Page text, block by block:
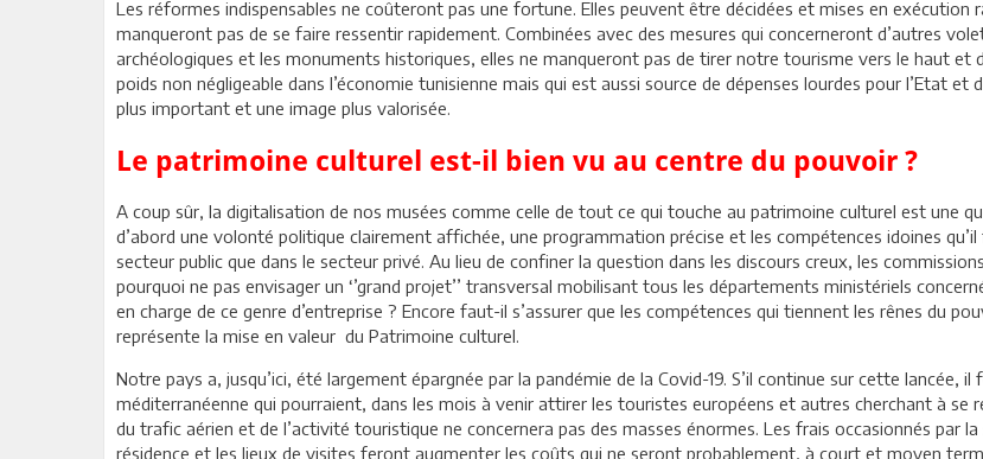
Les réformes indispensables ne coûteront pas une fortune. Elles peuvent être décidées et mises en
manqueront pas de se faire ressentir rapidement. Combinées avec des mesures qui concerneront d’autres
archéologiques et les monuments historiques, elles ne manqueront pas de tirer notre tourisme vers le haut et
poids non négligeable dans l’économie tunisienne mais qui est aussi source de dépenses lourdes pour l’Etat
plus important et une image plus valorisée.
Le patrimoine culturel est-il bien vu au centre du pouvoir ?
A coup sûr, la digitalisation de nos musées comme celle de tout ce qui touche au patrimoine culturel est une
d’abord une volonté politique clairement affichée, une programmation précise et les compétences idoines
secteur public que dans le secteur privé. Au lieu de confiner la question dans les discours creux, les
pourquoi ne pas envisager un ‘’grand projet’’ transversal mobilisant tous les départements ministériels
en charge de ce genre d’entreprise ? Encore faut-il s’assurer que les compétences qui tiennent les rênes du
représente la mise en valeur du Patrimoine culturel.
Notre pays a, jusqu’ici, été largement épargnée par la pandémie de la Covid-19. S’il continue sur cette lancée,
méditerranéenne qui pourraient, dans les mois à venir attirer les touristes européens et autres cherchant à se
du trafic aérien et de l’activité touristique ne concernera pas des masses énormes. Les frais occasionnés par
résidence et les lieux de visites feront augmenter les coûts qui ne seront probablement, à court et moyen